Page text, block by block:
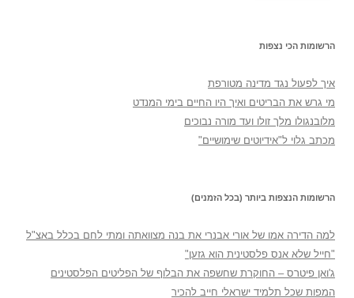
הרשומות הכי נצפות
איך לפעול נגד מדינה מטורפת
מי גרש את הבריטים ואיך היו החיים בימי המנדט
מלובנגולו מלך זולו ועד מורה נבוכים
מכתב גלוי ל"אידיוטים שימושיים"
הרשומות הנצפות ביותר (בכל הזמנים)
למה הדירה אמו של אורי אבנרי את בנה מצוואתה ומתי לחם בכלל באצ"ל
"חייל שלא אנס פלסטינית הוא גזען"
ג'ואן פיטרס – החוקרת שחשפה את הבלוף של הפליטים הפלסטינים
המפות שכל תלמיד ישראלי חייב להכיר